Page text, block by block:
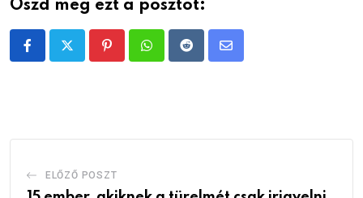
Oszd meg ezt a posztot:
PinterestWhatsappRedditShare
ELŐZŐ POSZT